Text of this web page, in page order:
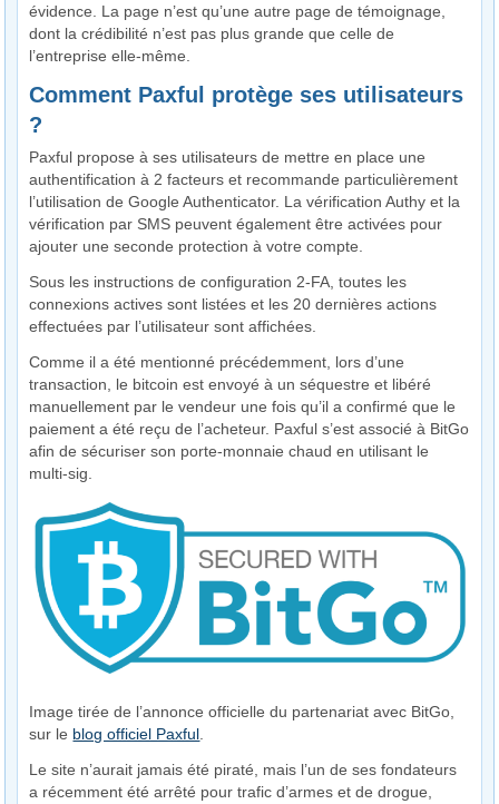
évidence. La page n’est qu’une autre page de témoignage,
dont la crédibilité n’est pas plus grande que celle de
l’entreprise elle-même.
Comment Paxful protège ses utilisateurs
?
Paxful propose à ses utilisateurs de mettre en place une
authentification à 2 facteurs et recommande particulièrement
l’utilisation de Google Authenticator. La vérification Authy et la
vérification par SMS peuvent également être activées pour
ajouter une seconde protection à votre compte.
Sous les instructions de configuration 2-FA, toutes les
connexions actives sont listées et les 20 dernières actions
effectuées par l’utilisateur sont affichées.
Comme il a été mentionné précédemment, lors d’une
transaction, le bitcoin est envoyé à un séquestre et libéré
manuellement par le vendeur une fois qu’il a confirmé que le
paiement a été reçu de l’acheteur. Paxful s’est associé à BitGo
afin de sécuriser son porte-monnaie chaud en utilisant le
multi-sig.
Image tirée de l’annonce officielle du partenariat avec BitGo,
sur le blog officiel Paxful
Le site n’aurait jamais été piraté, mais l’un de ses fondateurs
a récemment été arrêté pour trafic d’armes et de drogue,